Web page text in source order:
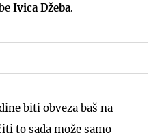
Ivica Džeba.
biti obveza baš na
to sada može samo